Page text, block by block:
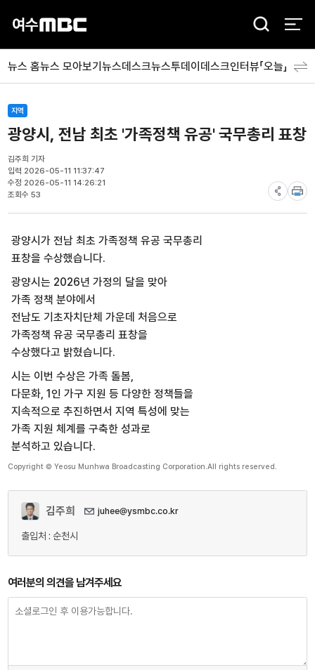
검
뉴스 홈뉴스 모아보기뉴스데스크뉴스투데이데스크인터뷰「오늘」 분야
지역
광양시, 전남 최초 '가족정책 유공' 국무총리 표창
김주희 기자
입력 2026-05-11 11:37:47
수정 2026-05-11 14:26:21
조회수 53
광양시가 전남 최초 가족정책 유공 국무총리
표창을 수상했습니다.
광양시는 2026년 가정의 달을 맞아
가족 정책 분야에서
전남도 기초자치단체 가운데 처음으로
가족정책 유공 국무총리 표창을
수상했다고 밝혔습니다.
시는 이번 수상은 가족 돌봄,
다문화, 1인 가구 지원 등 다양한 정책들을
지속적으로 추진하면서 지역 특성에 맞는
가족 지원 체계를 구축한 성과로
분석하고 있습니다.
Copyright © Yeosu Munhwa Broadcasting Corporation.All rights reserved.
김주희 juhee@ysmbc.co.kr
출입처 : 순천시
여러분의 의견을 남겨주세요